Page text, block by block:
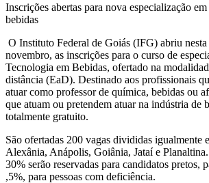
Inscrições abertas para nova especialização
bebidas
O Instituto Federal de Goiás (IFG) abriu
novembro, as inscrições para o curso de
Tecnologia em Bebidas, ofertado na
distância (EaD). Destinado aos profissionais
atuar como professor de química, bebidas ou
que atuam ou pretendem atuar na indústria de
totalmente gratuito.
São ofertadas 200 vagas divididas igualmente
Alexânia, Anápolis, Goiânia, Jataí e
30% serão reservadas para candidatos pretos,
,5%, para pessoas com deficiência.